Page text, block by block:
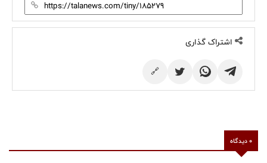
اشتراک گذاری
🔗
0 دیدگاه